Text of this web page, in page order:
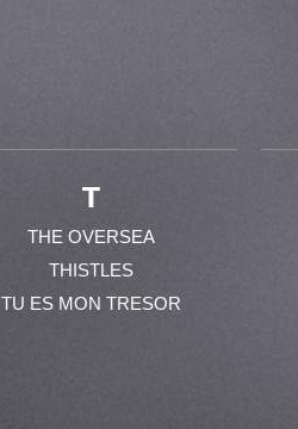
T
THE OVERSEA
THISTLES
TU ES MON TRESOR